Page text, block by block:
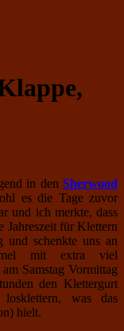
in den Sherwood
es die Tage zuvor
und ich merkte, dass
Jahreszeit für Klettern
und schenkte uns an
mit extra viel
Samstag Vormittag
den Klettergurt
was das
hielt.